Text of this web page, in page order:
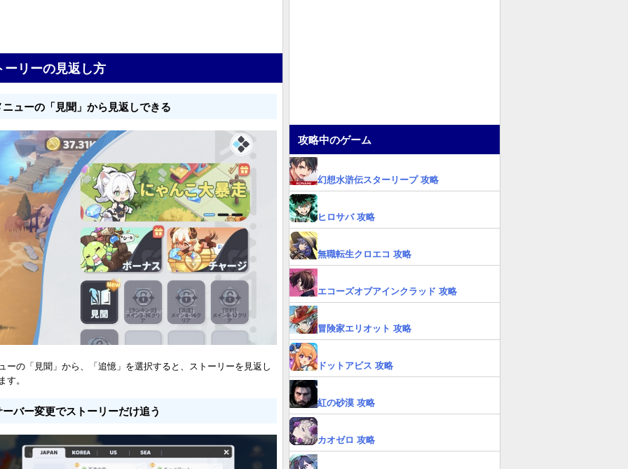
ーリーの見返し方
ニューの「見聞」から見返しできる
ーの「見聞」から、「追憶」を選択すると、ストーリーを見返し
す。
ーバー変更でストーリーだけ追う
攻略中のゲーム
幻想水滸伝スターリープ 攻略
ヒロサバ 攻略
無職転生クロエコ 攻略
エコーズオブアインクラッド 攻略
冒険家エリオット 攻略
ドットアビス 攻略
紅の砂漠 攻略
カオゼロ 攻略